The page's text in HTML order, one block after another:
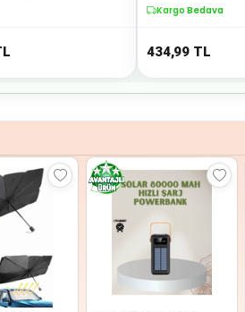
Kargo Bedava
434,99 TL